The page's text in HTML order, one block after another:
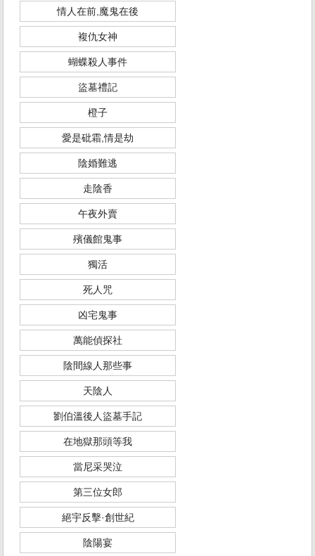
情人在前,魔鬼在後
複仇女神
蝴蝶殺人事件
盜墓禮記
橙子
愛是砒霜,情是劫
陰婚難逃
走陰香
午夜外賣
殯儀館鬼事
獨活
死人咒
凶宅鬼事
萬能偵探社
陰間線人那些事
天陰人
劉伯溫後人盜墓手記
在地獄那頭等我
當尼采哭泣
第三位女郎
絕宇反擊·創世紀
陰陽宴